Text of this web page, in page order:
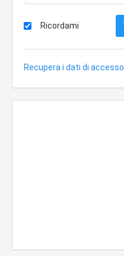
Ricordami
Recupera i dati di accesso